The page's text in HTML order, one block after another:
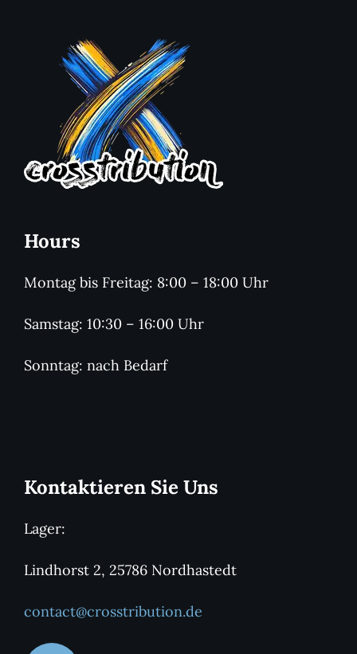
Hours
Montag bis Freitag: 8:00 – 18:00 Uhr
Samstag: 10:30 – 16:00 Uhr
Sonntag: nach Bedarf
Kontaktieren Sie Uns
Lager:
Lindhorst 2, 25786 Nordhastedt
contact@crosstribution.de